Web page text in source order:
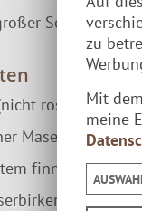
Sorgfalt &
rostfrei)
Maserbirke
finnischem
Holzes
zu
Mit
meine